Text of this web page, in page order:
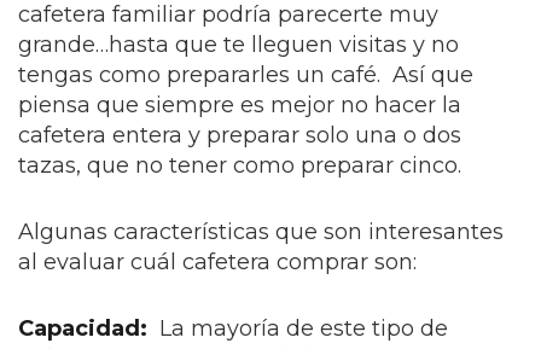
cafetera familiar podría parecerte muy
grande…hasta que te lleguen visitas y no
tengas como prepararles un café. Así que
piensa que siempre es mejor no hacer la
cafetera entera y preparar solo una o dos
tazas, que no tener como preparar cinco.
Algunas características que son interesantes
al evaluar cuál cafetera comprar son:
Capacidad: La mayoría de este tipo de